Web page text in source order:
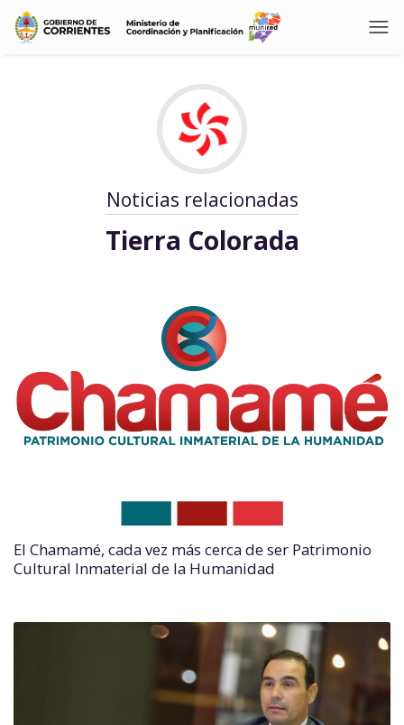
Noticias relacionadas
Tierra Colorada
El Chamamé, cada vez más cerca de ser Patrimonio
Cultural Inmaterial de la Humanidad